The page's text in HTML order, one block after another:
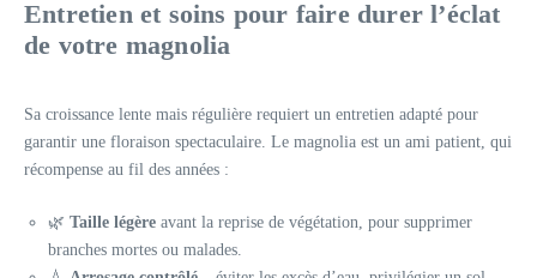
Entretien et soins pour faire durer l’éclat
de votre magnolia
Sa croissance lente mais régulière requiert un entretien adapté pour
garantir une floraison spectaculaire. Le magnolia est un ami patient, qui
récompense au fil des années :
🌿 Taille légère avant la reprise de végétation, pour supprimer
branches mortes ou malades.